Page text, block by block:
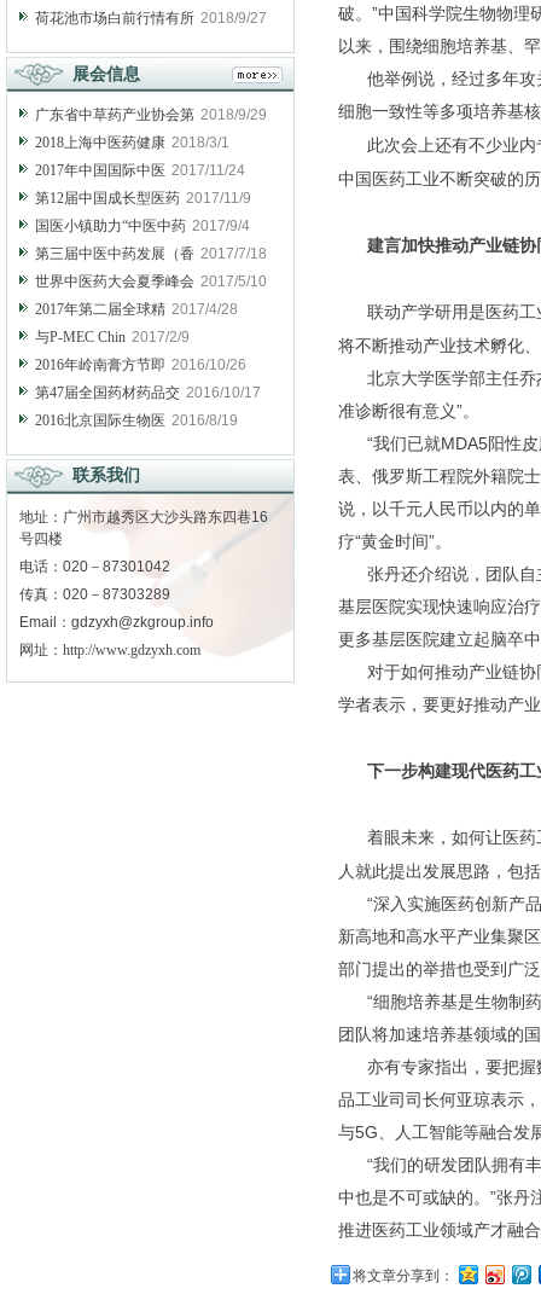
荷花池市场白前行情有所 2018/9/27
展会信息
广东省中草药产业协会第 2018/9/29
2018上海中医药健康 2018/3/1
2017年中国国际中医 2017/11/24
第12届中国成长型医药 2017/11/9
国医小镇助力“中医中药 2017/9/4
第三届中医中药发展（香 2017/7/18
世界中医药大会夏季峰会 2017/5/10
2017年第二届全球精 2017/4/28
与P-MEC Chin 2017/2/9
2016年岭南膏方节即 2016/10/26
第47届全国药材药品交 2016/10/17
2016北京国际生物医 2016/8/19
联系我们
地址：广州市越秀区大沙头路东四巷16
号四楼
电话：020－87301042
传真：020－87303289
Email：gdzyxh@zkgroup.info
网址： http://www.gdzyxh.com
破。”中国科学院生物物理
以来，围绕细胞培养基、
他举例说，经过多年攻
细胞一致性等多项培养基
此次会上还有不少业内
中国医药工业不断突破的
建言加快推动产业链协
联动产学研用是医药工
将不断推动产业技术孵化
北京大学医学部主任乔
准诊断很有意义”。
“我们已就MDA5阳性皮
表、俄罗斯工程院外籍院
说，以千元人民币以内的
疗“黄金时间”。
张丹还介绍说，团队自
基层医院实现快速响应治
更多基层医院建立起脑卒
对于如何推动产业链协
学者表示，要更好推动产
下一步构建现代医药工
着眼未来，如何让医药
人就此提出发展思路，包
“深入实施医药创新产品
新高地和高水平产业集聚
部门提出的举措也受到广
“细胞培养基是生物制药
团队将加速培养基领域的
亦有专家指出，要把握
品工业司司长何亚琼表示
与5G、人工智能等融合发
“我们的研发团队拥有丰
中也是不可或缺的。”张丹
推进医药工业领域产才融
将文章分享到：